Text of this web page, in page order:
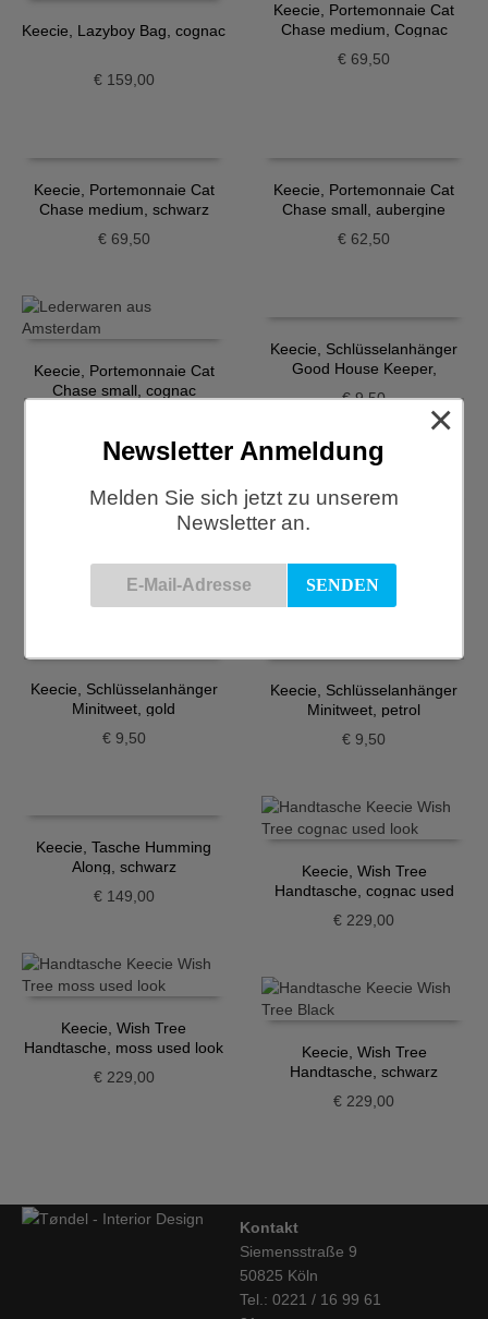
Keecie, Lazyboy Bag, cognac
€159,00
Keecie, Portemonnaie Cat
Chase medium, Cognac
€ 69,50
Keecie, Portemonnaie Cat
Chase medium, schwarz
€69,50
Keecie, Portemonnaie Cat
Chase small, aubergine
€ 62,50
Keecie, Portemonnaie Cat
Chase small, cognac
Keecie, Schlüsselanhänger
Good House Keeper,
€9,50
Keecie, Schlüsselanhänger
9,50
Keecie, Schlüsselanhänger
€9,50
Keecie, Schlüsselanhänger
Minitweet, gold
€9,50
Keecie, Schlüsselanhänger
Minitweet, petrol
€ 9,50
Keecie, Tasche Humming
Along, schwarz
€149,00
Keecie, Wish Tree
Handtasche, cognac used
€ 229,00
Keecie, Wish Tree
Handtasche, moss used look
€229,00
Keecie, Wish Tree
Handtasche, schwarz
€ 229,00
Kontakt
Siemensstraße 9
50825 Köln
Tel.: 0221 / 16 99 61
Newsletter Anmeldung
Melden Sie sich jetzt zu unserem
Newsletter an.
×